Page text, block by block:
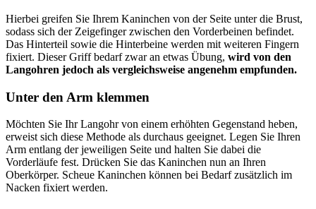
Hierbei greifen Sie Ihrem Kaninchen von der Seite unter die Brust,
sodass sich der Zeigefinger zwischen den Vorderbeinen befindet.
Das Hinterteil sowie die Hinterbeine werden mit weiteren Fingern
fixiert. Dieser Griff bedarf zwar an etwas Übung, wird von den
Langohren jedoch als vergleichsweise angenehm empfunden.
Unter den Arm klemmen
Möchten Sie Ihr Langohr von einem erhöhten Gegenstand heben,
erweist sich diese Methode als durchaus geeignet. Legen Sie Ihren
Arm entlang der jeweiligen Seite und halten Sie dabei die
Vorderläufe fest. Drücken Sie das Kaninchen nun an Ihren
Oberkörper. Scheue Kaninchen können bei Bedarf zusätzlich im
Nacken fixiert werden.